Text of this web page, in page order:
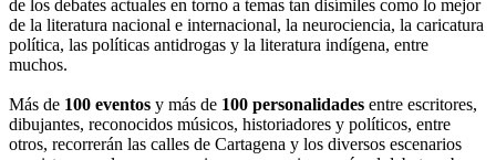
de los debates actuales en torno a temas tan disímiles como lo mejor
de la literatura nacional e internacional, la neurociencia, la caricatura
política, las políticas antidrogas y la literatura indígena, entre
muchos.
Más de 100 eventos y más de 100 personalidades entre escritores,
dibujantes, reconocidos músicos, historiadores y políticos, entre
otros, recorrerán las calles de Cartagena y los diversos escenarios